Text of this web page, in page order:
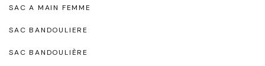
SAC A MAIN FEMME
SAC BANDOULIERE
SAC BANDOULIÈRE